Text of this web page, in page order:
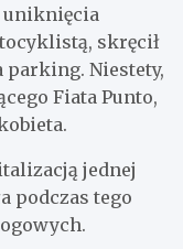
uniknięcia
skręcił
parking. Niestety,
Fiata Punto,
jednej
podczas tego